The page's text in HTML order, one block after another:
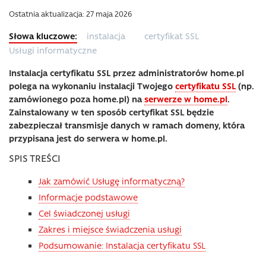
Ostatnia aktualizacja: 27 maja 2026
instalacja
certyfikat SSL
Usługi informatyczne
Instalacja certyfikatu SSL przez administratorów home.pl
polega na wykonaniu instalacji Twojego certyfikatu SSL(np.
zamówionego poza home.pl) naserwerze w home.pl.
Zainstalowany w ten sposób certyfikat SSL będzie
zabezpieczał transmisje danych w ramach domeny, która
przypisana jest do serwera w home.pl.
SPIS TREŚCI
Jak zamówić Usługę informatyczną?
Informacje podstawowe
Cel świadczonej usługi
Zakres i miejsce świadczenia usługi
Podsumowanie: Instalacja certyfikatu SSL